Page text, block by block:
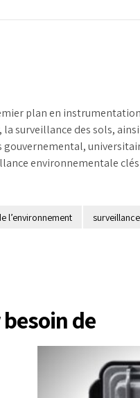
plan en
surveillance des sols,
environnementale
l’environnement
de